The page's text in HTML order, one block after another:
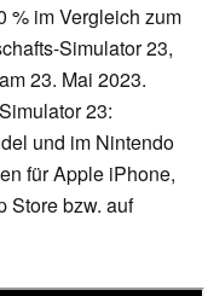
% im Vergleich zum
Simulator 23,
23. Mai 2023.
23:
und im Nintendo
für Apple iPhone,
Store bzw. auf